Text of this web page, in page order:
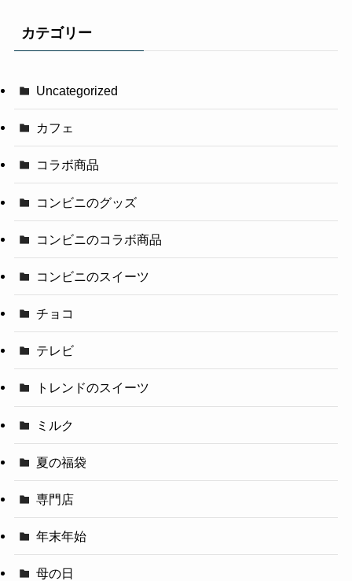
カテゴリー
Uncategorized
カフェ
コラボ商品
コンビニのグッズ
コンビニのコラボ商品
コンビニのスイーツ
チョコ
テレビ
トレンドのスイーツ
ミルク
夏の福袋
専門店
年末年始
母の日